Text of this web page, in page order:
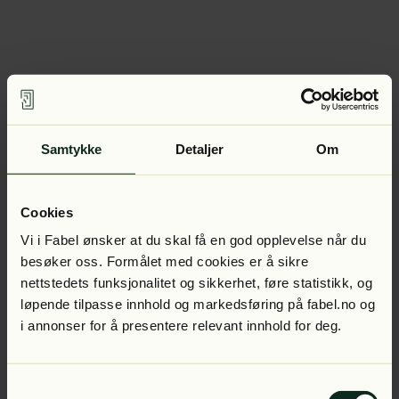
Samtykke Detaljer Om
Cookies
Vi i Fabel ønsker at du skal få en god opplevelse når du
besøker oss. Formålet med cookies er å sikre
nettstedets funksjonalitet og sikkerhet, føre statistikk, og
løpende tilpasse innhold og markedsføring på fabel.no og
i annonser for å presentere relevant innhold for deg.